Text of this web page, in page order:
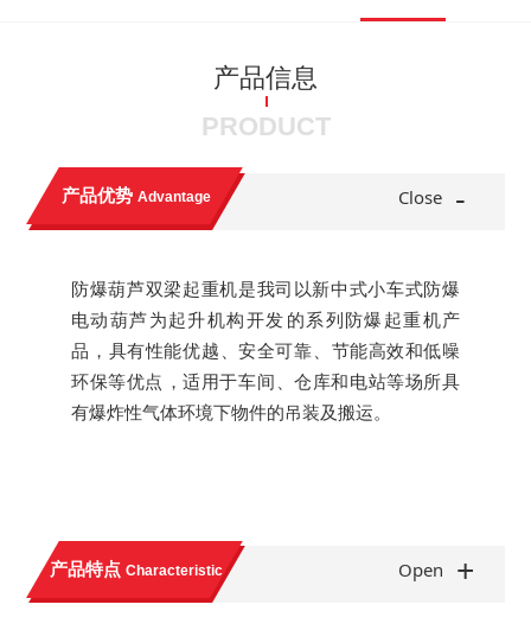
产品信息
PRODUCT
产品优势Advantage Close -
防爆葫芦双梁起重机是我司以新中式小车式防爆
电动葫芦为起升机构开发的系列防爆起重机产
品，具有性能优越、安全可靠、节能高效和低噪
环保等优点，适用于车间、仓库和电站等场所具
有爆炸性气体环境下物件的吊装及搬运。
产品特点Characteristic Open +